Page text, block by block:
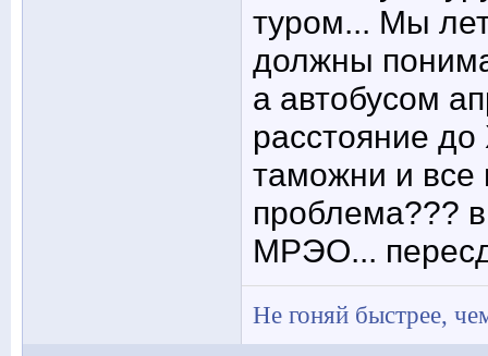
туром... Мы
должны
а автобусом
расстояние
таможни и все
проблема???
МРЭО...
Не гоняй быстрее,